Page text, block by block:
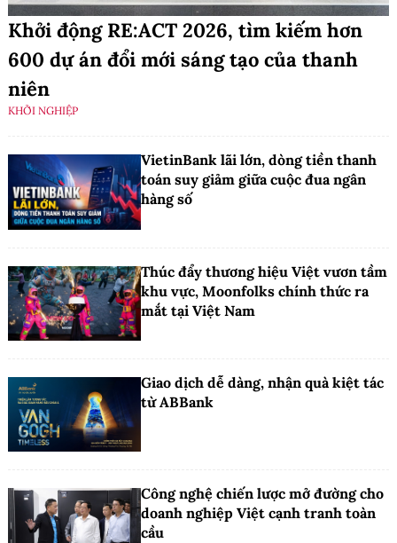
Khởi động RE:ACT 2026, tìm kiếm hơn
600 dự án đổi mới sáng tạo của thanh
niên
KHỞI NGHIỆP
VietinBank lãi lớn, dòng tiền thanh
toán suy giảm giữa cuộc đua ngân
hàng số
Thúc đẩy thương hiệu Việt vươn tầm
khu vực, Moonfolks chính thức ra
mắt tại Việt Nam
Giao dịch dễ dàng, nhận quà kiệt tác
từ ABBank
Công nghệ chiến lược mở đường cho
doanh nghiệp Việt cạnh tranh toàn
cầu